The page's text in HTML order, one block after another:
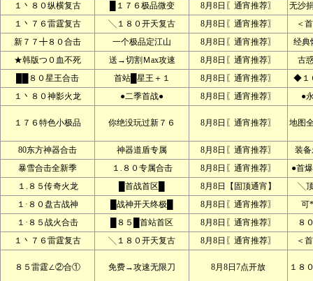
１丶８０纵横复古
█１７６极品微变 8月8日〖通宵推荐〗
无沙
１丶７６雷霆复古
╲１８０开天复古 8月8日〖通宵推荐〗
＜
新７７╋８０合击
一个极品定江山 8月8日〖通宵推荐〗
经
★韩版つ０血不死
送→切割Ｍax攻速 8月8日〖通宵推荐〗
古
██８０星王合击
首站█星王＋１ 8月8日〖通宵推荐〗
◆１
１丶８０神影火龙
●二季首战● 8月8日〖通宵推荐〗 ●
１７６特色小极品 你绝没玩过新７６ 8月8日〖通宵推荐〗 地图
80东方神器合击 神器道盾专属 8月8日〖通宵推荐〗
装
暴雪合击全新季
１.８０专属合击 8月8日〖通宵推荐〗
●首
１.８５传奇火龙
█首战首区█ 8月8日【固顶通宵】
╲
１·８０盘古战神
█战神开天终极█ 8月8日〖通宵推荐〗
可
１·８５战火合击
█８５█首站首区 8月8日〖通宵推荐〗
８
１丶７６雷霆复古
╲１８０开天复古 8月8日〖通宵推荐〗 ＜
８５雷霆∠②合① 免费→攻速无限刀 8月8日7点开放 １８